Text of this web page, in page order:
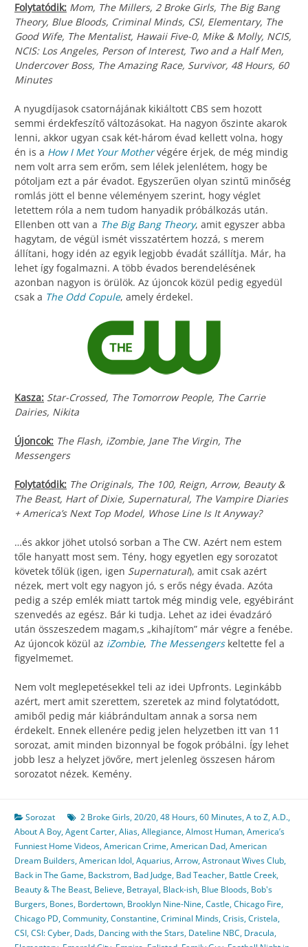
Folytatódik: Mom, The Millers, 2 Broke Girls, The Big Bang
Theory, Blue Bloods, Criminal Minds, CSI, Elementary, The
Good Wife, The Mentalist, Hawaii Five-0, Mike & Molly, NCIS,
NCIS: Los Angeles, Person of Interest, Two and a Half Men,
Undercover Boss, The Amazing Race, Survivor, 48 Hours, 60
Minutes
A nyugdíjasok csatornájának kikiáltott CBS sem hozott
semmi érdekfeszítő változásokat. Ha nagyon őszinte akarok
lenni, akkor ugyan csak két-három évad kellett volna, hogy
én is a How I Met Your Mothervégére érjek, de még mindig
nem volt arra sem erőm, sem lélek jelenlétem, hogy be
pótoljam ezt a pár évadot. Egyszerűen olyan szintű minőség
romlás jött el benne véleményem szerint, hogy véglet
letettem róla a nem tudom hanyadik próbálkozás után.
Ellenben ott van a The Big Bang Theory, amit egyszer abba
hagytam, de végül ismét visszatértem hozzá, s merem
állítani, hogy idén az egyik legjobb évadát szállítja. Már, ha
lehet így fogalmazni. A több évados berendelésének
azonban nagyon is örülök. Az újoncok közül pedig egyedül
csak a The Odd Copule, amely érdekel.
Kasza: Star-Crossed, The Tomorrow People, The Carrie
Dairies, Nikita
Újoncok: The Flash, iZombie, Jane The Virgin, The
Messengers
Folytatódik: The Originals, The 100, Reign, Arrow, Beauty &
The Beast, Hart of Dixie, Supernatural, The Vampire Diaries
+ America’s Next Top Model, Whose Line Is It Anyway?
…és akkor jöhet utolsó sorban a The CW. Azért nem estem
tőle hanyatt most sem. Tény, hogy egyetlen egy sorozatot
követek tőlük (igen, igen Supernatural), amit csak azért
nézek, mert volt egy nagyon jó, s erős négy évada. Azóta
pedig a szép emlék miatt tartok még mindig vele, egyébiránt
szenvedés az egész. Bár ki tudja. Lehet az idei évadzáró
után összeszedem magam,s „kihajítom” már végre a fenébe.
Az újoncok közül az iZombie, The Messengerskeltette fel a
figyelmemet.
Nem volt meglepetésekkel teli az idei Upfronts. Leginkább
azért, mert amit szerettem, szeretek az mind folytatódott,
amiből pedig már kiábrándultam annak a sorsa nem
érdekelt. Ennek ellenére pedig jelen helyzetben itt van 11
sorozat, amit minden bizonnyal be fogok próbálni. Így lehet
jobb lesz a helyzet jövőre, mert jelenleg összesen három
sorozatot nézek. Kemény.
Sorozat 2 Broke Girls,20/20,48 Hours,60 Minutes,A to Z,A.D.,
About A Boy,Agent Carter,Alias,Allegiance,Almost Human,America’s
Funniest Home Videos,American Crime,American Dad,American
Dream Builders,American Idol,Aquarius,Arrow,Astronaut Wives Club,
Back in The Game, Backstrom, Bad Judge, Bad Teacher, Battle Creek,
Beauty & The Beast, Believe, Betrayal, Black-ish, Blue Bloods, Bob's
Burgers, Bones, Bordertown, Brooklyn Nine-Nine,Castle,Chicago Fire,
Chicago PD,Community,Constantine,Criminal Minds,Crisis,Cristela,
CSI,CSI: Cyber, Dads, Dancing with the Stars, Dateline NBC, Dracula,